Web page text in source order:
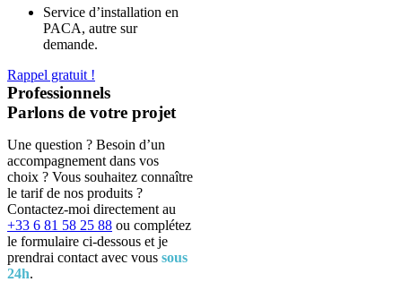
Service d’installation en
PACA, autre sur
demande.
Rappel gratuit !
Professionnels
Parlons de votre projet
Une question ? Besoin d’un
accompagnement dans vos
choix ? Vous souhaitez connaître
le tarif de nos produits ?
Contactez-moi directement au
+33 6 81 58 25 88‬ ou complétez
le formulaire ci-dessous et je
prendrai contact avec vous sous
24h.